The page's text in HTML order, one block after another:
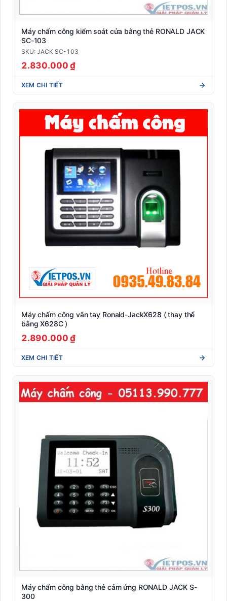
Máy chấm công kiểm soát cửa bằng thẻ RONALD JACK
SC-103
SKU: JACK SC-103
2.830.000 ₫
XEM CHI TIẾT
Máy chấm công vân tay Ronald-JackX628 ( thay thể
bằng X628C )
2.890.000 ₫
XEM CHI TIẾT
Máy chấm công bằng thẻ cảm ứng RONALD JACK S-
300